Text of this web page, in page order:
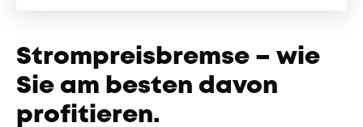
Newsletter
Zeit fürs Oberland
Strompreisbremse – wie
Sie am besten davon
profitieren.